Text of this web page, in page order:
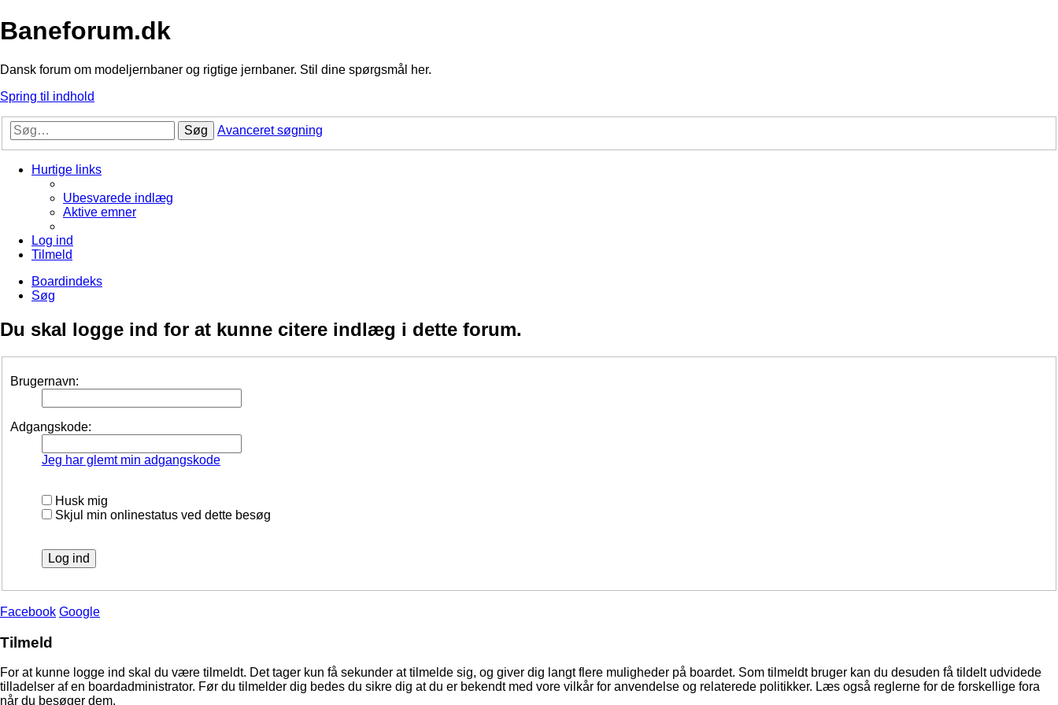
Baneforum.dk
Dansk forum om modeljernbaner og rigtige jernbaner. Stil dine spørgsmål her.
Spring til indhold
Søg Avanceret søgning
Hurtige links
Ubesvarede indlæg
Aktive emner
Log ind
Tilmeld
Boardindeks
Søg
Du skal logge ind for at kunne citere indlæg i dette forum.
Brugernavn:
Adgangskode:
Jeg har glemt min adgangskode
Husk mig
Skjul min onlinestatus ved dette besøg
Facebook Google
Tilmeld
For at kunne logge ind skal du være tilmeldt. Det tager kun få sekunder at tilmelde sig, og giver dig langt flere muligheder på boardet. Som tilmeldt bruger kan du desuden få tildelt udvidede
tilladelser af en boardadministrator. Før du tilmelder dig bedes du sikre dig at du er bekendt med vore vilkår for anvendelse og relaterede politikker. Læs også reglerne for de forskellige fora
når du besøger dem.